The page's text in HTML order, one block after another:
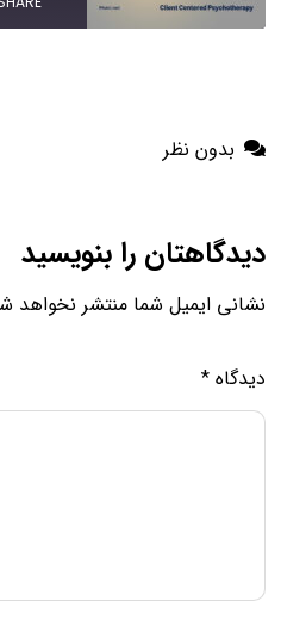
بدون نظر
دیدگاهتان را بنویسید
نشانی ایمیل شما منتشر نخواهد
دیدگاه *